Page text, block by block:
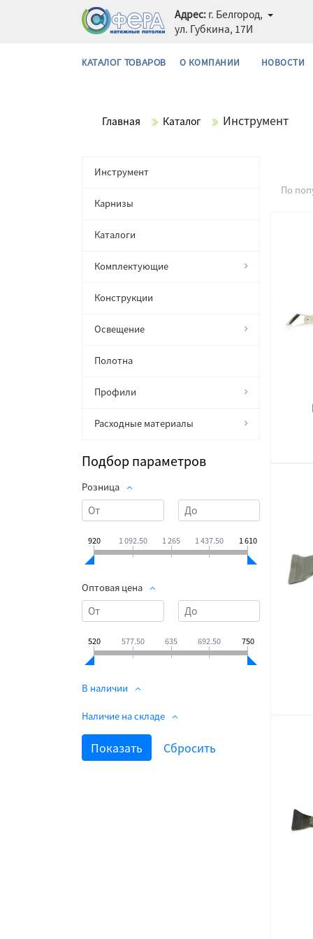
Адрес: г. Белгород,
ул. Губкина, 17И
КАТАЛОГ ТОВАРОВ О КОМПАНИИ НОВОСТИ
Главная Каталог Инструмент
Инструмент
Карнизы
Каталоги
Комплектующие
Конструкции
Освещение
Полотна
Профили
Расходные материалы
Подбор параметров
Розница
920 1 092.50 1 265 1 437.50 1 610
Оптовая цена
520 577.50 635 692.50 750
В наличии
Наличие на складе
По